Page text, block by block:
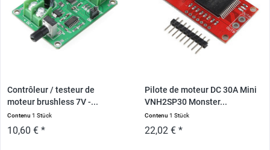
Contrôleur / testeur de
moteur brushless 7V -...
Contenu1 Stück
10,60 € *
Pilote de moteur DC 30A Mini
VNH2SP30 Monster...
Contenu 1 Stück
22,02 € *